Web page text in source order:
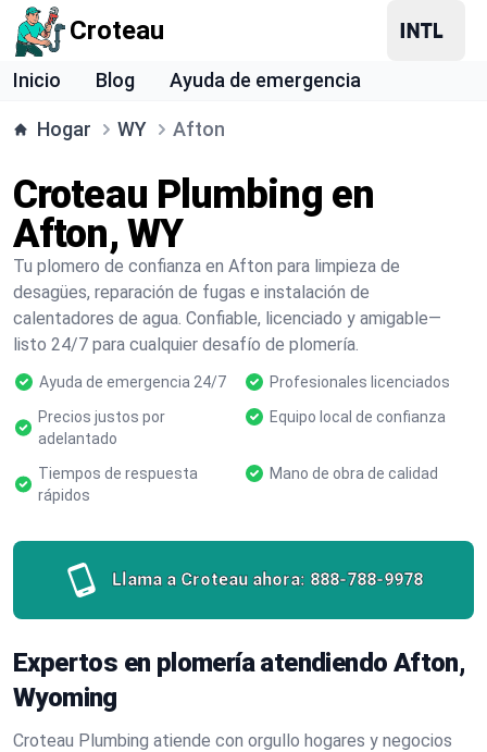
Croteau
Inicio Blog Ayuda de emergencia
Hogar WY Afton
Croteau Plumbing en
Afton, WY
Tu plomero de confianza en Afton para limpieza de
desagües, reparación de fugas e instalación de
calentadores de agua. Confiable, licenciado y amigable—
listo 24/7 para cualquier desafío de plomería.
Ayuda de emergencia 24/7
Profesionales licenciados
Precios justos por
adelantado
Equipo local de confianza
Tiempos de respuesta
rápidos
Mano de obra de calidad
Llama a Croteau ahora: 888-788-9978
Expertos en plomería atendiendo Afton,
Wyoming
Croteau Plumbing atiende con orgullo hogares y negocios